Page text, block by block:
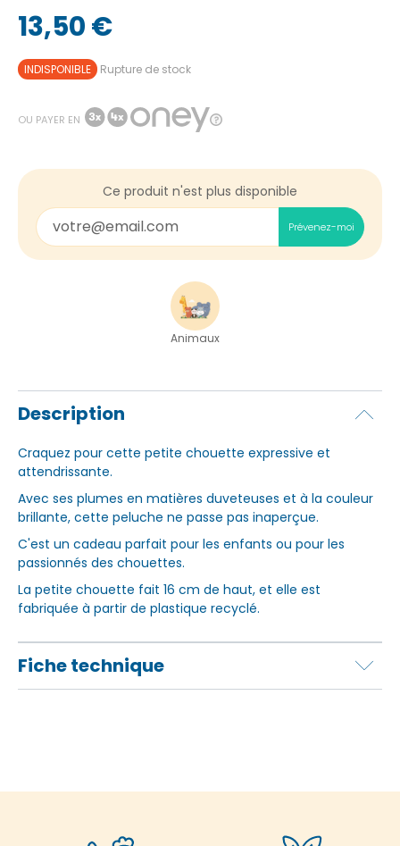
13,50 €
INDISPONIBLE Rupture de stock
OU PAYER EN
Ce produit n'est plus disponible
Prévenez-moi
Animaux
Description
Craquez pour cette petite chouette expressive et
attendrissante.
Avec ses plumes en matières duveteuses et à la couleur
brillante, cette peluche ne passe pas inaperçue.
C'est un cadeau parfait pour les enfants ou pour les
passionnés des chouettes.
La petite chouette fait 16 cm de haut, et elle est
fabriquée à partir de plastique recyclé.
Fiche technique